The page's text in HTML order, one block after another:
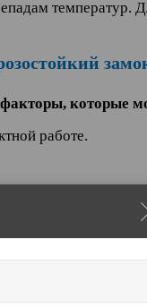
температур.
которые
работе.
короткое